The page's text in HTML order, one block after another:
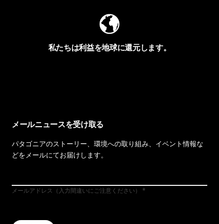
私たちは利益を地球に還元します。
メールニュースを受け取る
パタゴニアのストーリー、環境への取り組み、イベント情報な
どをメールにてお届けします。
メールアドレス（入力間違いにご注意ください）